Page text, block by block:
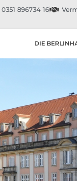
896734 16
DIE